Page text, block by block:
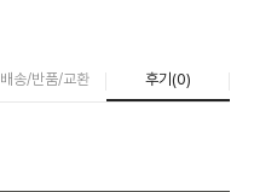
배송/반품/교환 후기(0)